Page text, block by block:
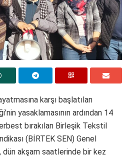
karşı başlatılan
yasaklamasının ardından 14
bırakılan Birleşik Tekstil
(BİRTEK SEN) Genel
dün akşam saatlerinde bir kez